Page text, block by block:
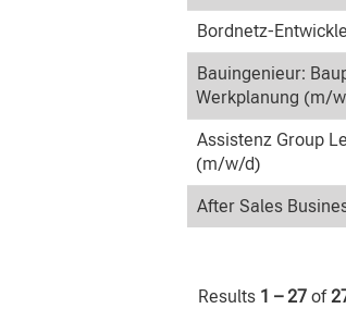
Bordnetz-
Bauingenieur:
Werkplanung (m/
Assistenz Group
(m/w/d)
After Sales
Results 1 – 27 of